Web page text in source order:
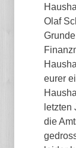
Olaf
eurer
letzten
die